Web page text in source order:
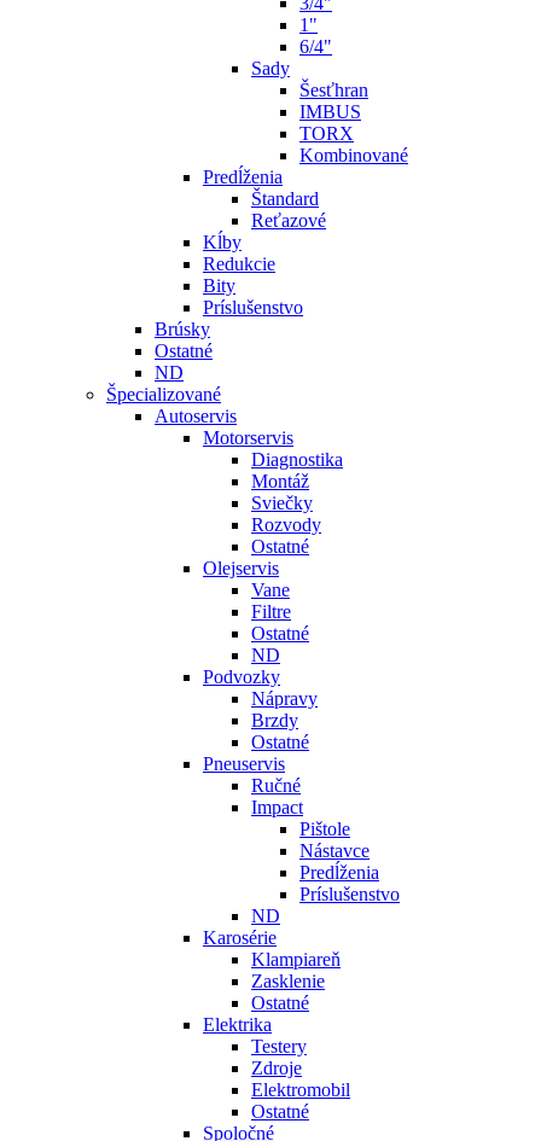
1"
6/4"
Sady
Šesťhran
IMBUS
TORX
Kombinované
Predĺženia
Štandard
Reťazové
Kĺby
Redukcie
Bity
Príslušenstvo
Brúsky
Ostatné
ND
Špecializované
Autoservis
Motorservis
Diagnostika
Montáž
Sviečky
Rozvody
Ostatné
Olejservis
Vane
Filtre
Ostatné
ND
Podvozky
Nápravy
Brzdy
Ostatné
Pneuservis
Ručné
Impact
Pištole
Nástavce
Predĺženia
Príslušenstvo
ND
Karosérie
Klampiareň
Zasklenie
Ostatné
Elektrika
Testery
Zdroje
Elektromobil
Ostatné
Spoločné